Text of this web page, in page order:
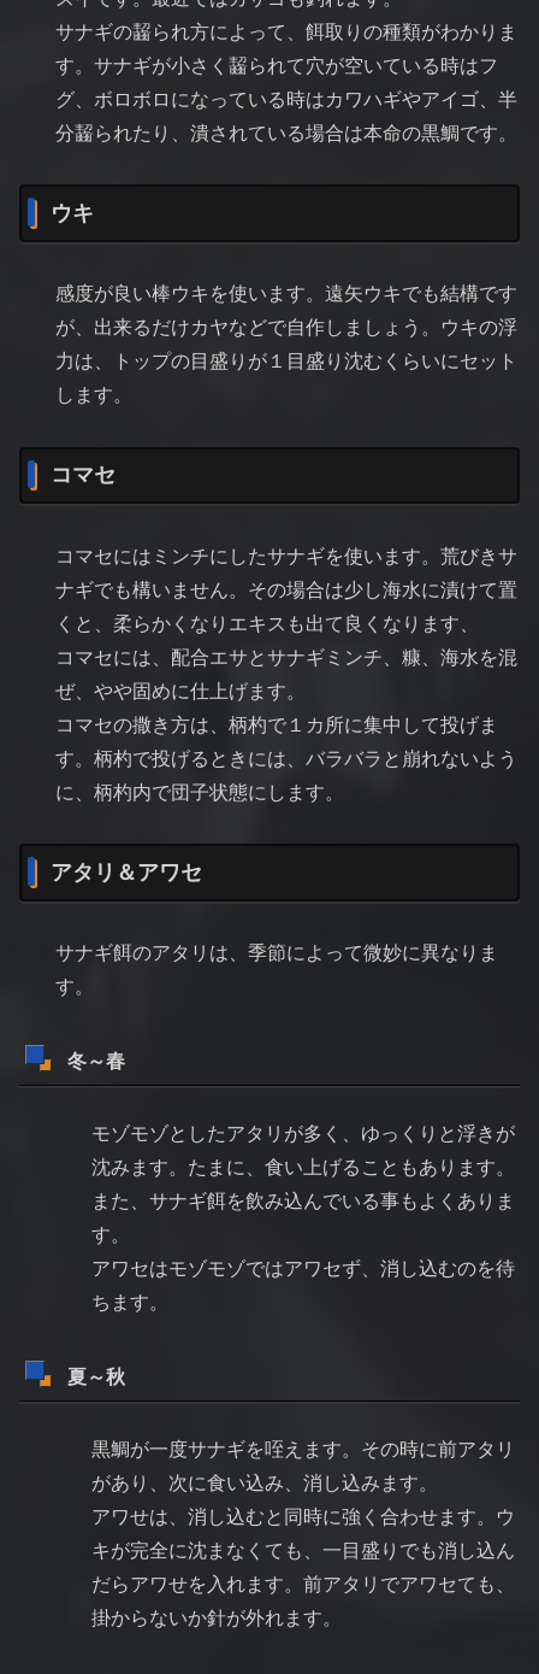
サナギの齧られ方によって、餌取りの種類がわかりま
す。サナギが小さく齧られて穴が空いている時はフ
グ、ボロボロになっている時はカワハギやアイゴ、半
分齧られたり、潰されている場合は本命の黒鯛です。
ウキ
感度が良い棒ウキを使います。遠矢ウキでも結構です
が、出来るだけカヤなどで自作しましょう。ウキの浮
力は、トップの目盛りが１目盛り沈むくらいにセット
します。
コマセ
コマセにはミンチにしたサナギを使います。荒びきサ
ナギでも構いません。その場合は少し海水に漬けて置
くと、柔らかくなりエキスも出て良くなります、
コマセには、配合エサとサナギミンチ、糠、海水を混
ぜ、やや固めに仕上げます。
コマセの撒き方は、柄杓で１カ所に集中して投げま
す。柄杓で投げるときには、バラバラと崩れないよう
に、柄杓内で団子状態にします。
アタリ＆アワセ
サナギ餌のアタリは、季節によって微妙に異なりま
す。
冬～春
モゾモゾとしたアタリが多く、ゆっくりと浮きが
沈みます。たまに、食い上げることもあります。
また、サナギ餌を飲み込んでいる事もよくありま
す。
アワセはモゾモゾではアワセず、消し込むのを待
ちます。
夏～秋
黒鯛が一度サナギを咥えます。その時に前アタリ
があり、次に食い込み、消し込みます。
アワせは、消し込むと同時に強く合わせます。ウ
キが完全に沈まなくても、一目盛りでも消し込ん
だらアワせを入れます。前アタリでアワセても、
掛からないか針が外れます。